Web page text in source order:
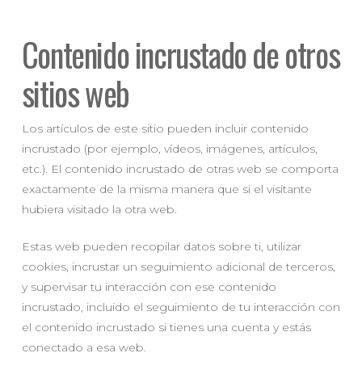
Contenido incrustado de otros
sitios web
Los artículos de este sitio pueden incluir contenido
incrustado (por ejemplo, vídeos, imágenes, artículos,
etc.). El contenido incrustado de otras web se comporta
exactamente de la misma manera que si el visitante
hubiera visitado la otra web.
Estas web pueden recopilar datos sobre ti, utilizar
cookies, incrustar un seguimiento adicional de terceros,
y supervisar tu interacción con ese contenido
incrustado, incluido el seguimiento de tu interacción con
el contenido incrustado si tienes una cuenta y estás
conectado a esa web.